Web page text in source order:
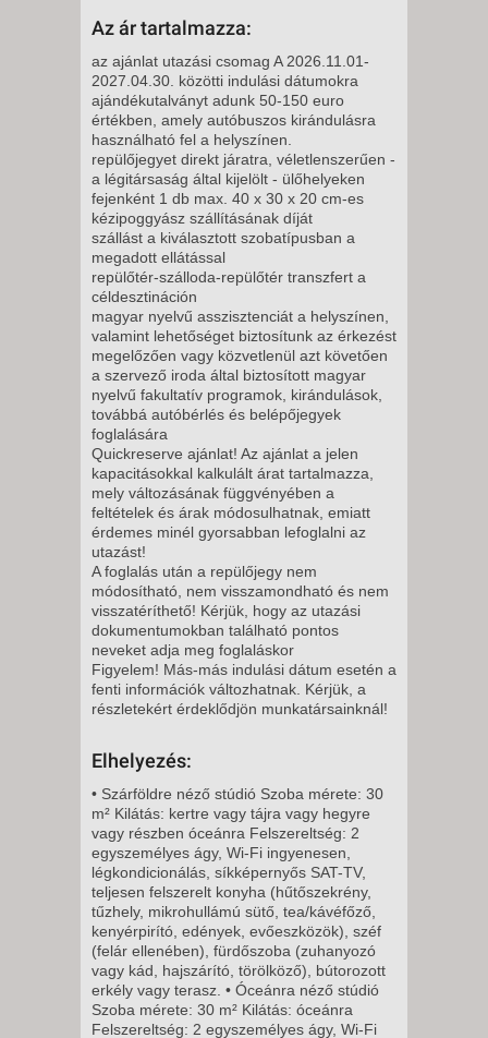
2026. NOVEMBER 02., HÉTFŐ -
12 NAP / 11 ÉJSZAKA
2026. NOVEMBER 04., SZERDA
-
8 NAP / 7 ÉJSZAKA
2026. NOVEMBER 06., PÉNTEK
-
11 NAP / 10 ÉJSZAKA
2026. NOVEMBER 06., PÉNTEK
-
8 NAP / 7 ÉJSZAKA
2026. NOVEMBER 09., HÉTFŐ -
5 NAP / 4 ÉJSZAKA
2026. NOVEMBER 09., HÉTFŐ -
8 NAP / 7 ÉJSZAKA
2026. NOVEMBER 09., HÉTFŐ -
12 NAP / 11 ÉJSZAKA
2026. NOVEMBER 11., SZERDA
-
2026. NOVEMBER 13., PÉNTEK
-
8 NAP / 7 ÉJSZAKA
2026. NOVEMBER 13., PÉNTEK
-
11 NAP / 10 ÉJSZAKA
2026. NOVEMBER 16., HÉTFŐ -
8 NAP / 7 ÉJSZAKA
2026. NOVEMBER 16., HÉTFŐ -
Az ár tartalmazza:
az ajánlat utazási csomag A 2026.11.01-
2027.04.30. közötti indulási dátumokra
ajándékutalványt adunk 50-150 euro
értékben, amely autóbuszos kirándulásra
használható fel a helyszínen.
repülőjegyet direkt járatra, véletlenszerűen -
a légitársaság által kijelölt - ülőhelyeken
fejenként 1 db max. 40 x 30 x 20 cm-es
kézipoggyász szállításának díját
szállást a kiválasztott szobatípusban a
megadott ellátással
repülőtér-szálloda-repülőtér transzfert a
céldesztináción
magyar nyelvű asszisztenciát a helyszínen,
valamint lehetőséget biztosítunk az érkezést
megelőzően vagy közvetlenül azt követően
a szervező iroda által biztosított magyar
nyelvű fakultatív programok, kirándulások,
továbbá autóbérlés és belépőjegyek
foglalására
Quickreserve ajánlat! Az ajánlat a jelen
kapacitásokkal kalkulált árat tartalmazza,
mely változásának függvényében a
feltételek és árak módosulhatnak, emiatt
érdemes minél gyorsabban lefoglalni az
utazást!
A foglalás után a repülőjegy nem
módosítható, nem visszamondható és nem
visszatéríthető! Kérjük, hogy az utazási
dokumentumokban található pontos
neveket adja meg foglaláskor
Figyelem! Más-más indulási dátum esetén a
fenti információk változhatnak. Kérjük, a
részletekért érdeklődjön munkatársainknál!
Elhelyezés:
• Szárföldre néző stúdió Szoba mérete: 30
m² Kilátás: kertre vagy tájra vagy hegyre
vagy részben óceánra Felszereltség: 2
egyszemélyes ágy, Wi-Fi ingyenesen,
légkondicionálás, síkképernyős SAT-TV,
teljesen felszerelt konyha (hűtőszekrény,
tűzhely, mikrohullámú sütő, tea/kávéfőző,
kenyérpirító, edények, evőeszközök), széf
(felár ellenében), fürdőszoba (zuhanyozó
vagy kád, hajszárító, törölköző), bútorozott
erkély vagy terasz. • Óceánra néző stúdió
Szoba mérete: 30 m² Kilátás: óceánra
Felszereltség: 2 egyszemélyes ágy, Wi-Fi